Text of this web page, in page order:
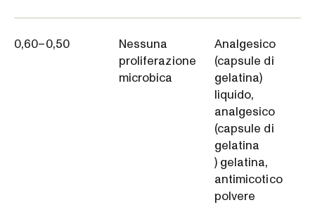
0,60–0,50
Nessuna
proliferazione
microbica
Analgesico
(capsule di
gelatina)
liquido,
analgesico
(capsule di
gelatina
) gelatina,
antimicotico
polvere